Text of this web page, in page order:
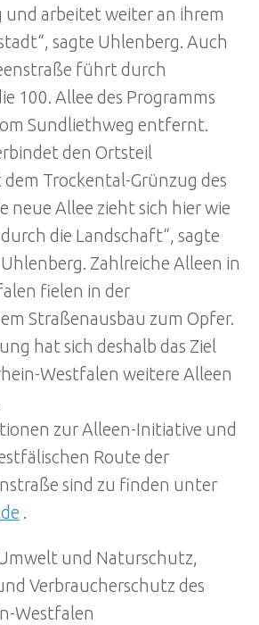
und arbeitet weiter an ihrem
sagte Uhlenberg. Auch
führt durch
100. Allee des Programms
Sundliethweg entfernt.
den Ortsteil
Trockental-Grünzug des
neue Allee zieht sich hier wie
die Landschaft“, sagte
Zahlreiche Alleen in
fielen in der
Straßenausbau zum Opfer.
hat sich deshalb das Ziel
Westfalen weitere Alleen
zur Alleen-Initiative und
Route der
sind zu finden unter
.
und Naturschutz,
Verbraucherschutz des
Westfalen